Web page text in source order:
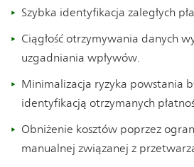
Szybka identyfikacja zaległych
Ciągłość otrzymywania danych
uzgadniania wpływów.
Minimalizacja ryzyka powstania
identyfikacją otrzymanych
Obniżenie kosztów poprzez
manualnej związanej z